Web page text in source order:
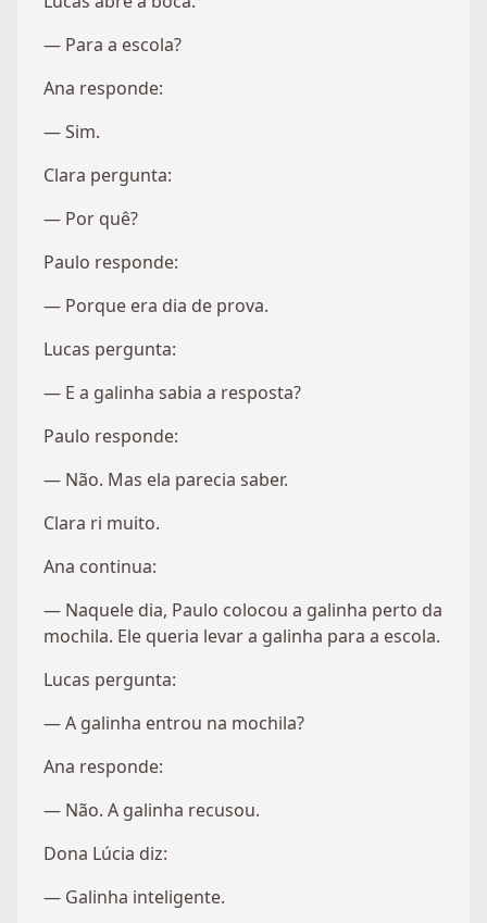
— Para a escola?
Ana responde:
— Sim.
Clara pergunta:
— Por quê?
Paulo responde:
— Porque era dia de prova.
Lucas pergunta:
— E a galinha sabia a resposta?
Paulo responde:
— Não. Mas ela parecia saber.
Clara ri muito.
Ana continua:
— Naquele dia, Paulo colocou a galinha perto da
mochila. Ele queria levar a galinha para a escola.
Lucas pergunta:
— A galinha entrou na mochila?
Ana responde:
— Não. A galinha recusou.
Dona Lúcia diz:
— Galinha inteligente.